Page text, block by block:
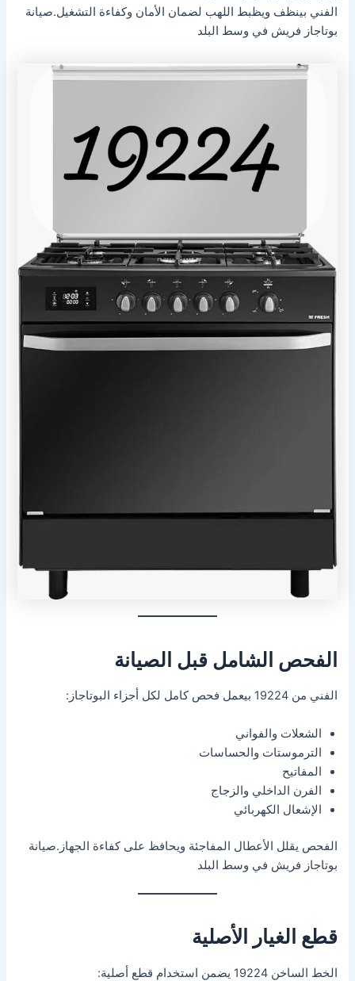
الفني بينظف ويظبط اللهب لضمان الأمان وكفاءة التشغيل.صيانة
بوتاجاز فريش في وسط البلد
الفحص الشامل قبل الصيانة
الفني من 19224 بيعمل فحص كامل لكل أجزاء البوتاجاز:
الشعلات والفواني
الترموستات والحساسات
المفاتيح
الفرن الداخلي والزجاج
الإشعال الكهربائي
الفحص يقلل الأعطال المفاجئة ويحافظ على كفاءة الجهاز.صيانة
بوتاجاز فريش في وسط البلد
قطع الغيار الأصلية
الخط الساخن 19224 يضمن استخدام قطع أصلية: